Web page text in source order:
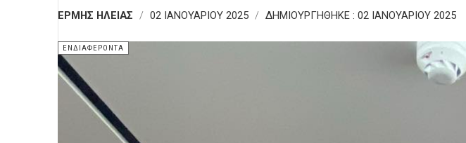
ΕΡΜΉΣ ΗΛΕΊΑΣ 02 ΙΑΝΟΥΑΡΊΟΥ 2025 ΔΗΜΙΟΥΡΓΉΘΗΚΕ : 02 ΙΑΝΟΥΑΡΊΟΥ 2025
ΕΝΔΙΑΦΈΡΟΝΤΑ